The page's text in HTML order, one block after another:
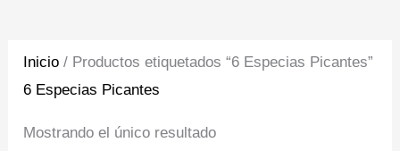
Inicio / Productos etiquetados “6 Especias Picantes”
6 Especias Picantes
Mostrando el único resultado